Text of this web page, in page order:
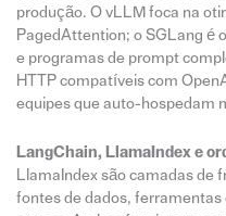
produção. O vLLM foca na
PagedAttention; o SGLang é
e programas de prompt
HTTP compatíveis com
equipes que auto-hospedam
LangChain, LlamaIndex e
LlamaIndex são camadas de
fontes de dados, ferramentas